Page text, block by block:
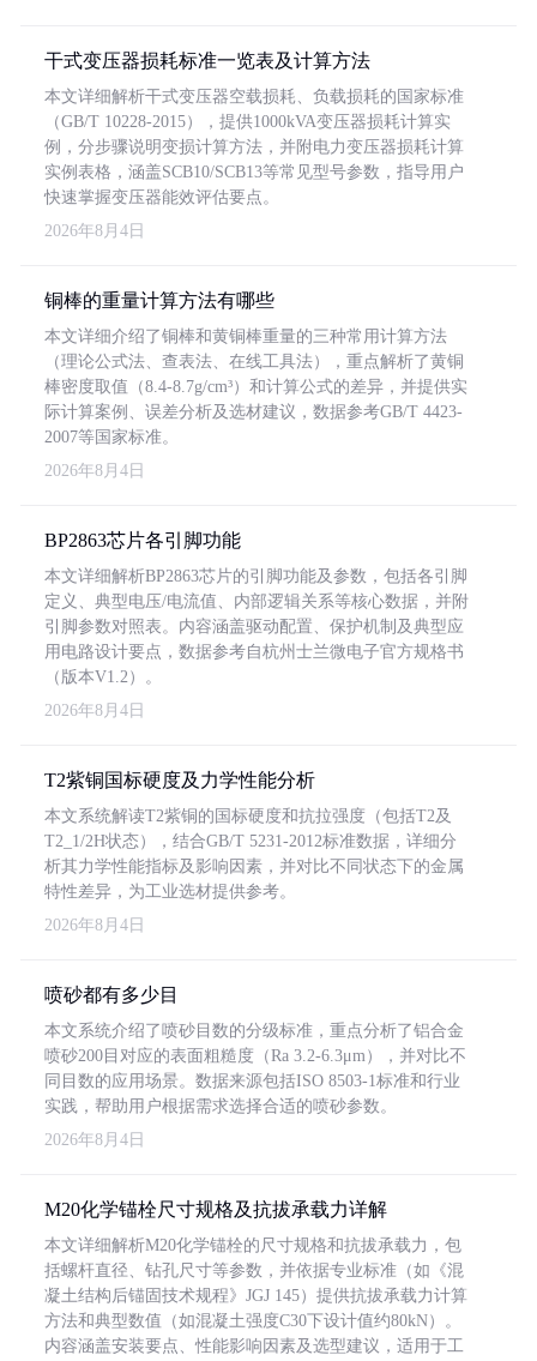
干式变压器损耗标准一览表及计算方法
本文详细解析干式变压器空载损耗、负载损耗的国家标准
（GB/T 10228-2015），提供1000kVA变压器损耗计算实
例，分步骤说明变损计算方法，并附电力变压器损耗计算
实例表格，涵盖SCB10/SCB13等常见型号参数，指导用户
快速掌握变压器能效评估要点。
2026年8月4日
铜棒的重量计算方法有哪些
本文详细介绍了铜棒和黄铜棒重量的三种常用计算方法
（理论公式法、查表法、在线工具法），重点解析了黄铜
棒密度取值（8.4-8.7g/cm³）和计算公式的差异，并提供实
际计算案例、误差分析及选材建议，数据参考GB/T 4423-
2007等国家标准。
2026年8月4日
BP2863芯片各引脚功能
本文详细解析BP2863芯片的引脚功能及参数，包括各引脚
定义、典型电压/电流值、内部逻辑关系等核心数据，并附
引脚参数对照表。内容涵盖驱动配置、保护机制及典型应
用电路设计要点，数据参考自杭州士兰微电子官方规格书
（版本V1.2）。
2026年8月4日
T2紫铜国标硬度及力学性能分析
本文系统解读T2紫铜的国标硬度和抗拉强度（包括T2及
T2_1/2H状态），结合GB/T 5231-2012标准数据，详细分
析其力学性能指标及影响因素，并对比不同状态下的金属
特性差异，为工业选材提供参考。
2026年8月4日
喷砂都有多少目
本文系统介绍了喷砂目数的分级标准，重点分析了铝合金
喷砂200目对应的表面粗糙度（Ra 3.2-6.3μm），并对比不
同目数的应用场景。数据来源包括ISO 8503-1标准和行业
实践，帮助用户根据需求选择合适的喷砂参数。
2026年8月4日
M20化学锚栓尺寸规格及抗拔承载力详解
本文详细解析M20化学锚栓的尺寸规格和抗拔承载力，包
括螺杆直径、钻孔尺寸等参数，并依据专业标准（如《混
凝土结构后锚固技术规程》JGJ 145）提供抗拔承载力计算
方法和典型数值（如混凝土强度C30下设计值约80kN）。
内容涵盖安装要点、性能影响因素及选型建议，适用于工